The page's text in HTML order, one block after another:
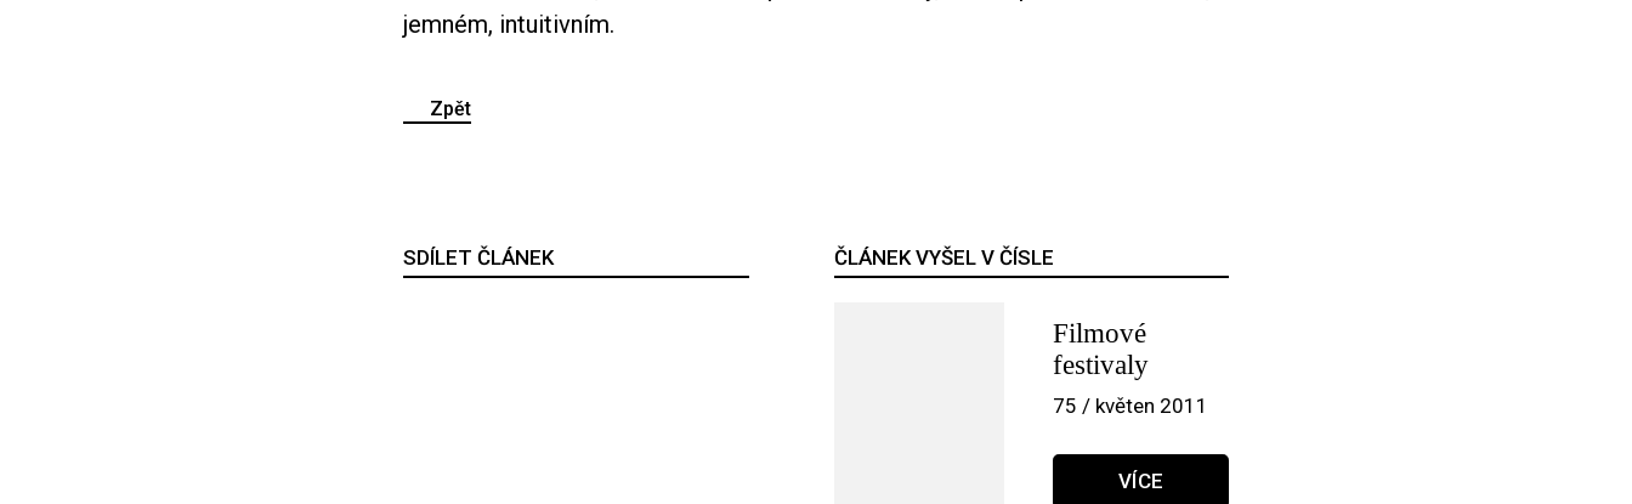
jemném, intuitivním.
Zpět
SDÍLET ČLÁNEK ČLÁNEK VYŠEL V ČÍSLE
Filmové
festivaly
75 / květen 2011
VÍCE